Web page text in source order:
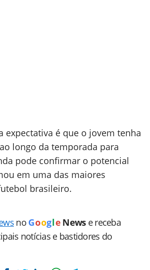
expectativa é que o jovem tenha
longo da temporada para
pode confirmar o potencial
em uma das maiores
brasileiro.
no Goog le News e receba
notícias e bastidores do